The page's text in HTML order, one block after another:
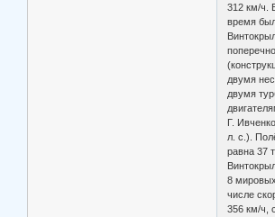
312 км/ч.
время
двумя
двумя
Г.
л. с.).
равна 37
8
числе
356 км/ч,